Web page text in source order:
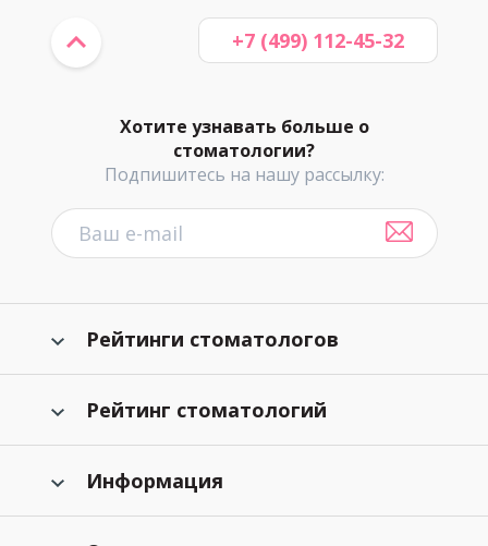
Хотите узнавать больше о
стоматологии?
Подпишитесь на нашу рассылку:
+7 (499) 112-45-32
Рейтинги стоматологов
Рейтинг стоматологий
Информация